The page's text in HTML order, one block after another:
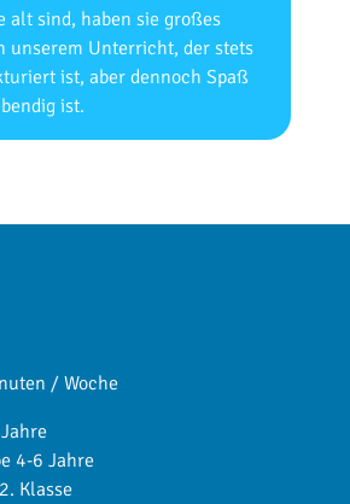
alt sind, haben sie großes
unserem Unterricht, der stets
ist, aber dennoch Spaß
ist.
/ Woche
4-6 Jahre
Klasse